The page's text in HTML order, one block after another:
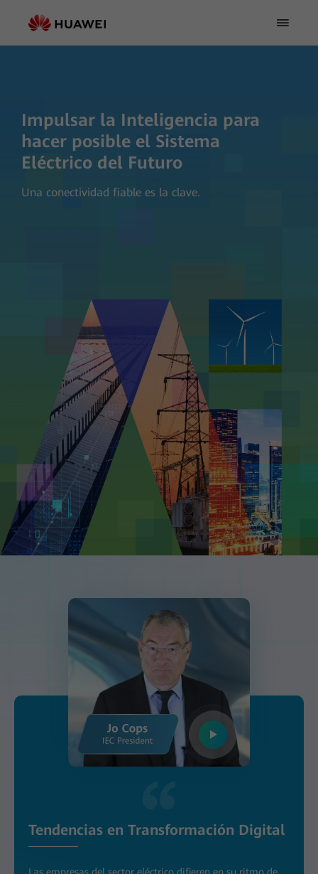
Impulsar la Inteligencia para
hacer posible el Sistema
Eléctrico del Futuro
Una conectividad fiable es la clave.
Tendencias en Transformación Digital
Las empresas del sector eléctrico difieren en su ritmo de